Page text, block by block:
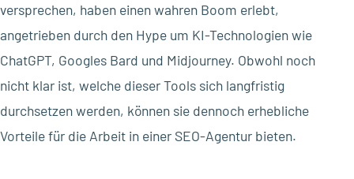
versprechen, haben einen wahren Boom erlebt,
angetrieben durch den Hype um KI-Technologien wie
ChatGPT, Googles Bard und Midjourney. Obwohl noch
nicht klar ist, welche dieser Tools sich langfristig
durchsetzen werden, können sie dennoch erhebliche
Vorteile für die Arbeit in einer SEO-Agentur bieten.